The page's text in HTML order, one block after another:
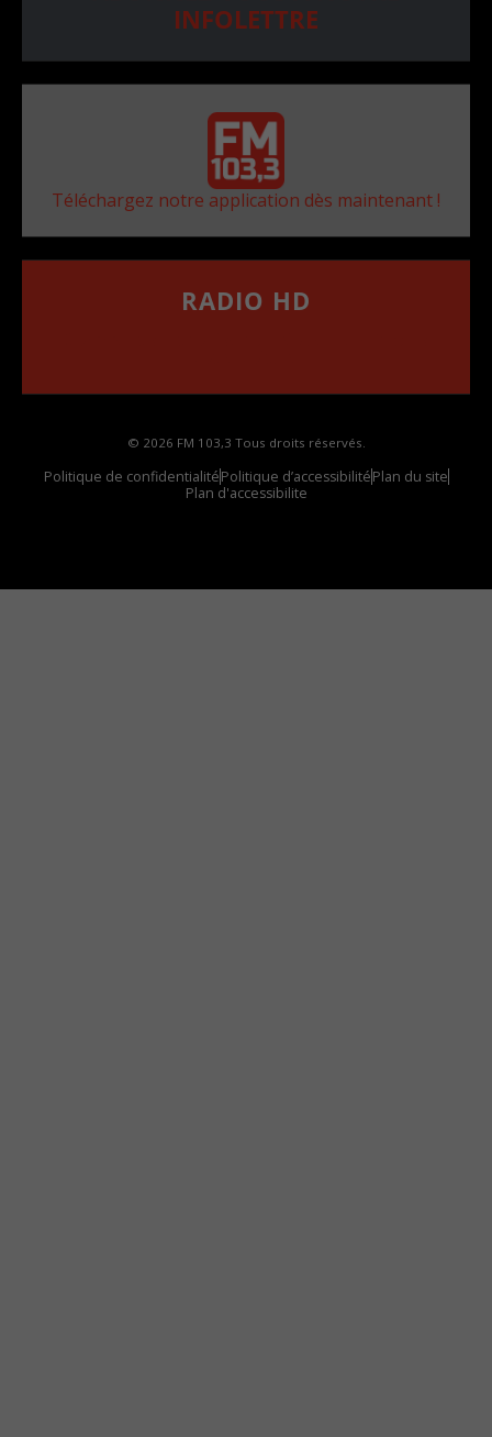
INFOLETTRE
Téléchargez notre application dès maintenant !
RADIO HD
© 2026 FM 103,3 Tous droits réservés.
Politique de confidentialitéPolitique d’accessibilitéPlan du site
Plan d'accessibilite